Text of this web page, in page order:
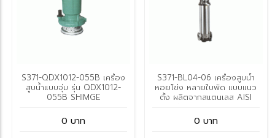
S371-QDX1012-055B เครื่อง
สูบน้ำแบบจุ่ม รุ่น QDX1012-
055B SHIMGE
0 บาท
S371-BL04-06 เครื่องสูบน้ำ
หอยโข่ง หลายใบพัด แบบแนว
ตั้ง ผลิตจากสแตนเลส AISI
0 บาท